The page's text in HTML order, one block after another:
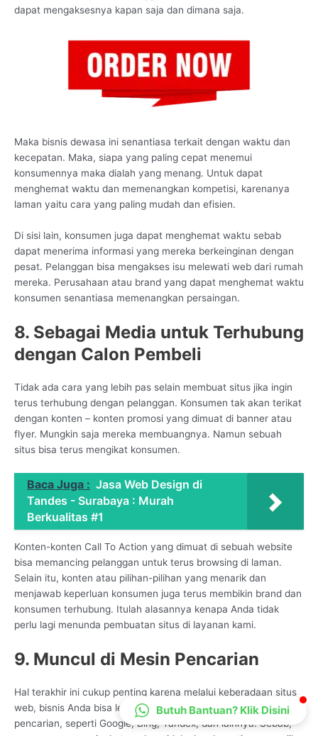
dapat mengaksesnya kapan saja dan dimana saja.
Maka bisnis dewasa ini senantiasa terkait dengan waktu dan
kecepatan. Maka, siapa yang paling cepat menemui
konsumennya maka dialah yang menang. Untuk dapat
menghemat waktu dan memenangkan kompetisi, karenanya
laman yaitu cara yang paling mudah dan efisien.
Di sisi lain, konsumen juga dapat menghemat waktu sebab
dapat menerima informasi yang mereka berkeinginan dengan
pesat. Pelanggan bisa mengakses isu melewati web dari rumah
mereka. Perusahaan atau brand yang dapat menghemat waktu
konsumen senantiasa memenangkan persaingan.
8. Sebagai Media untuk Terhubung
dengan Calon Pembeli
Tidak ada cara yang lebih pas selain membuat situs jika ingin
terus terhubung dengan pelanggan. Konsumen tak akan terikat
dengan konten – konten promosi yang dimuat di banner atau
flyer. Mungkin saja mereka membuangnya. Namun sebuah
situs bisa terus mengikat konsumen.
Baca Juga : Jasa Web Design di
Tandes - Surabaya : Murah
Berkualitas #1
Konten-konten Call To Action yang dimuat di sebuah website
bisa memancing pelanggan untuk terus browsing di laman.
Selain itu, konten atau pilihan-pilihan yang menarik dan
menjawab keperluan konsumen juga terus membikin brand dan
konsumen terhubung. Itulah alasannya kenapa Anda tidak
perlu lagi menunda pembuatan situs di layanan kami.
9. Muncul di Mesin Pencarian
Hal terakhir ini cukup penting karena melalui keberadaan situs
web, bisnis Anda bisa lebih mudah ditemukan di mesin
pencarian, seperti Google, Bing, Yandex, dan lainnya. Sebab,
CS Lenteraweb
Online
Butuh Bantuan? Klik Disini